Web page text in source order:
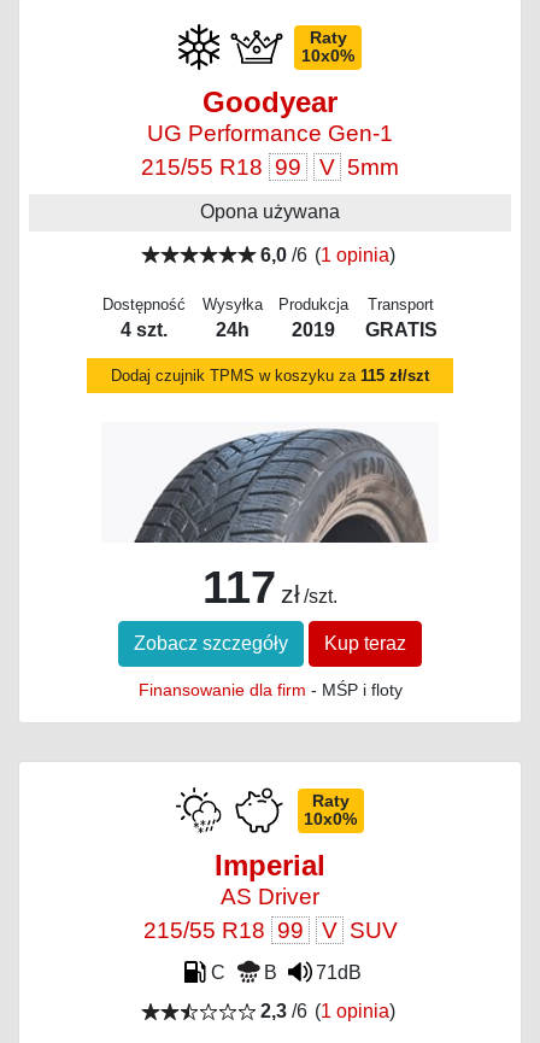
Raty
10x0%
Goodyear
UG Performance Gen-1
215/55 R18 99 V 5mm
Opona używana
6,0/6 (1 opinia)
Dostępność
4 szt.
Wysyłka
24h
Produkcja
2019
Transport
GRATIS
Dodaj czujnik TPMS w koszyku za 115 zł/szt
117 zł /szt.
Zobacz szczegóły Kup teraz
Finansowanie dla firm - MŚP i floty
Raty
10x0%
Imperial
AS Driver
215/55 R18 99 V SUV
C B
71dB
2,3/6 (1 opinia)